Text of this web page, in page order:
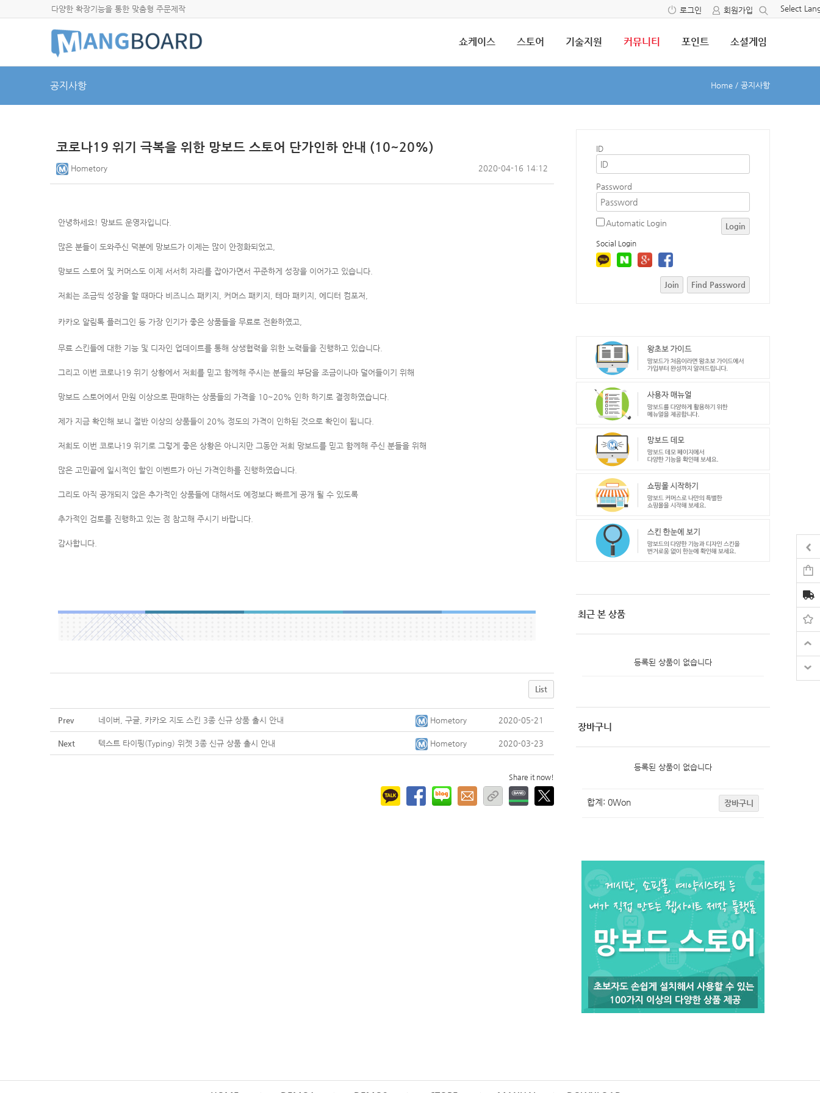
다양한 확장기능을 통한 맞춤형 주문제작 Select
로그인 회원가입
쇼케이스 스토어 기술지원 커뮤니티 포인트 소셜게임
공지사항 Home / 공지사항
코로나19 위기 극복을 위한 망보드 스토어 단가인하 안내 (10~20%)
Hometory 2020-04-16 14:12
안녕하세요! 망보드 운영자입니다.
많은 분들이 도와주신 덕분에 망보드가 이제는 많이 안정화되었고,
망보드 스토어 및 커머스도 이제 서서히 자리를 잡아가면서 꾸준하게 성장을 이어가고 있습니다.
저희는 조금씩 성장을 할 때마다 비즈니스 패키지, 커머스 패키지, 테마 패키지, 에디터 컴포저,
카카오 알림톡 플러그인 등 가장 인기가 좋은 상품들을 무료로 전환하였고,
무료 스킨들에 대한 기능 및 디자인 업데이트를 통해 상생협력을 위한 노력들을 진행하고 있습니다.
그리고 이번 코로나19 위기 상황에서 저희를 믿고 함께해 주시는 분들의 부담을 조금이나마 덜어들이기 위해
망보드 스토어에서 만원 이상으로 판매하는 상품들의 가격을 10~20% 인하 하기로 결정하였습니다.
제가 지금 확인해 보니 절반 이상의 상품들이 20% 정도의 가격이 인하된 것으로 확인이 됩니다.
저희도 이번 코로나19 위기로 그렇게 좋은 상황은 아니지만 그동안 저희 망보드를 믿고 함께해 주신 분들을 위해
많은 고민끝에 일시적인 할인 이벤트가 아닌 가격인하를 진행하였습니다.
그리도 아직 공개되지 않은 추가적인 상품들에 대해서도 예정보다 빠르게 공개 될 수 있도록
추가적인 검토를 진행하고 있는 점 참고해 주시기 바랍니다.
감사합니다.
List
Prev 네이버, 구글, 카카오 지도 스킨 3종 신규 상품 출시 안내 Hometory 2020-05-21
Next 텍스트 타이핑(Typing) 위젯 3종 신규 상품 출시 안내 Hometory 2020-03-23
Share it now!
ID
Password
Automatic Login Login
Social Login
Join Find Password
최근 본 상품
등록된 상품이 없습니다
장바구니
등록된 상품이 없습니다
합계: 0Won 장바구니